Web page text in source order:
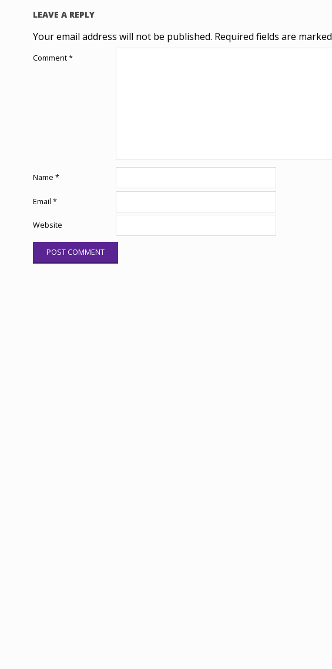
LEAVE A REPLY
Your email address will not be published. Required fields are marked
Comment*
Name *
Email *
Website